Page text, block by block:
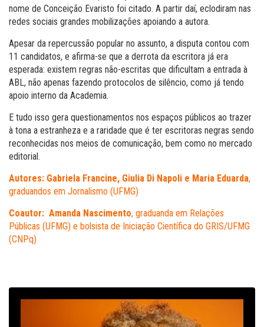
nome de Conceição Evaristo foi citado. A partir daí, eclodiram nas
redes sociais grandes mobilizações apoiando a autora.
Apesar da repercussão popular no assunto, a disputa contou com
11 candidatos, e afirma-se que a derrota da escritora já era
esperada: existem regras não-escritas que dificultam a entrada à
ABL, não apenas fazendo protocolos de silêncio, como já tendo
apoio interno da Academia.
E tudo isso gera questionamentos nos espaços públicos ao trazer
à tona a estranheza e a raridade que é ter escritoras negras sendo
reconhecidas nos meios de comunicação, bem como no mercado
editorial.
Autores: Gabriela Francine, Giulia Di Napoli e Maria Eduarda,
graduandos em Jornalismo (UFMG)
Coautor: Amanda Nascimento, graduanda em Relações
Públicas (UFMG) e bolsista de Iniciação Científica do GRIS/UFMG
(CNPq)